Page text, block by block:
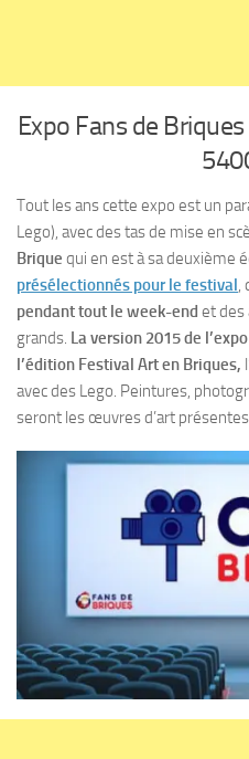
Expo Fans de
Tout les ans cette expo est un
Lego), avec des tas de mise en
Brique qui en est à sa deuxième
présélectionnés pour le festival,
pendant tout le week-end et des
grands. La version 2015 de
l’édition Festival Art en Briques,
avec des Lego. Peintures,
seront les œuvres d’art